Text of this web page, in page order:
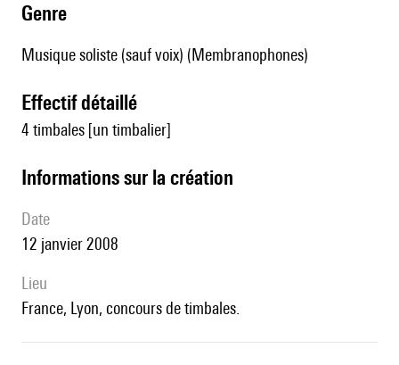
genre
Musique soliste (sauf voix) (Membranophones)
effectif détaillé
4 timbales [un timbalier]
informations sur la création
date
12 janvier 2008
lieu
France, Lyon, concours de timbales.